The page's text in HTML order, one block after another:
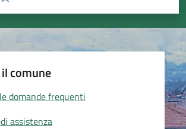
5 stelle su 5
4 stelle su 5
su 5
su 5
5
comune
domande frequenti
assistenza